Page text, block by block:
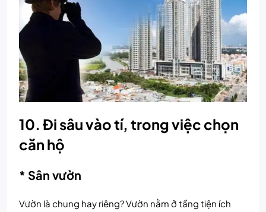
10. Đi sâu vào tí, trong việc chọn
căn hộ
* Sân vườn
Vườn là chung hay riêng? Vườn nằm ở tầng tiện ích